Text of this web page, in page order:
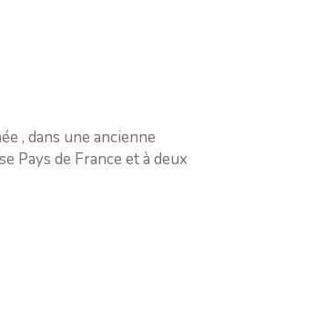
, dans une ancienne
Pays de France et à deux